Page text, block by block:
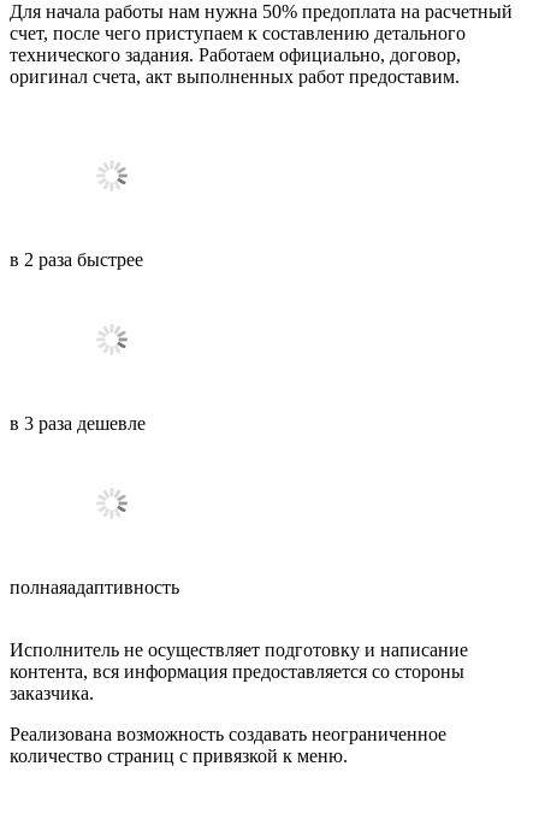
Для начала работы нам нужна 50% предоплата на расчетный
счет, после чего приступаем к составлению детального
технического задания. Работаем официально, договор,
оригинал счета, акт выполненных работ предоставим.
в 2 раза быстрее
в 3 раза дешевле
полнаяадаптивность
Исполнитель не осуществляет подготовку и написание
контента, вся информация предоставляется со стороны
заказчика.
Реализована возможность создавать неограниченное
количество страниц с привязкой к меню.